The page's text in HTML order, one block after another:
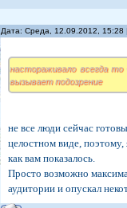
Дата: Среда, 12.09.2012,
настораживало всегда
вызывает подозрение
не все люди сейчас
целостном виде,
как вам показалось.
Просто возможно
аудитории и опускал